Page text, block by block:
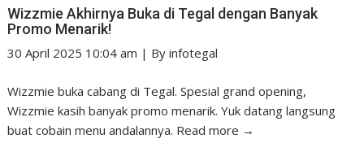
Wizzmie Akhirnya Buka di Tegal dengan Banyak
Promo Menarik!
30 April 2025 10:04 am | Byinfotegal
Wizzmie buka cabang di Tegal. Spesial grand opening,
Wizzmie kasih banyak promo menarik. Yuk datang langsung
buat cobain menu andalannya. Read more →